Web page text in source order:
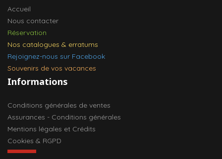
Accueil
Nous contacter
Réservation
Nos catalogues & erratums
Rejoignez-nous sur Facebook
Souvenirs de vos vacances
Informations
Conditions générales de ventes
Assurances - Conditions générales
Mentions légales et Crédits
Cookies & RGPD